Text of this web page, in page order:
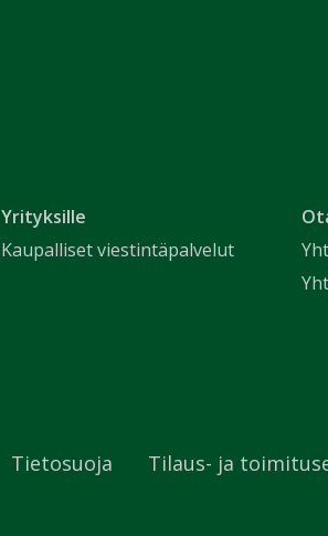
Yrityksille
Kaupalliset viestintäpalvelut
Tietosuoja Tilaus- ja